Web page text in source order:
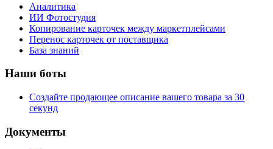
Аналитика
ИИ Фотостудия
Копирование карточек между маркетплейсами
Перенос карточек от поставщика
База знаний
Наши боты
Создайте продающее описание вашего товара за 30
секунд
Документы